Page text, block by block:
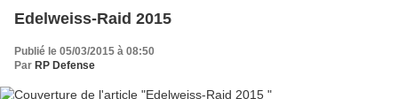
Edelweiss-Raid 2015
Publié le 05/03/2015 à 08:50
Par RP Defense